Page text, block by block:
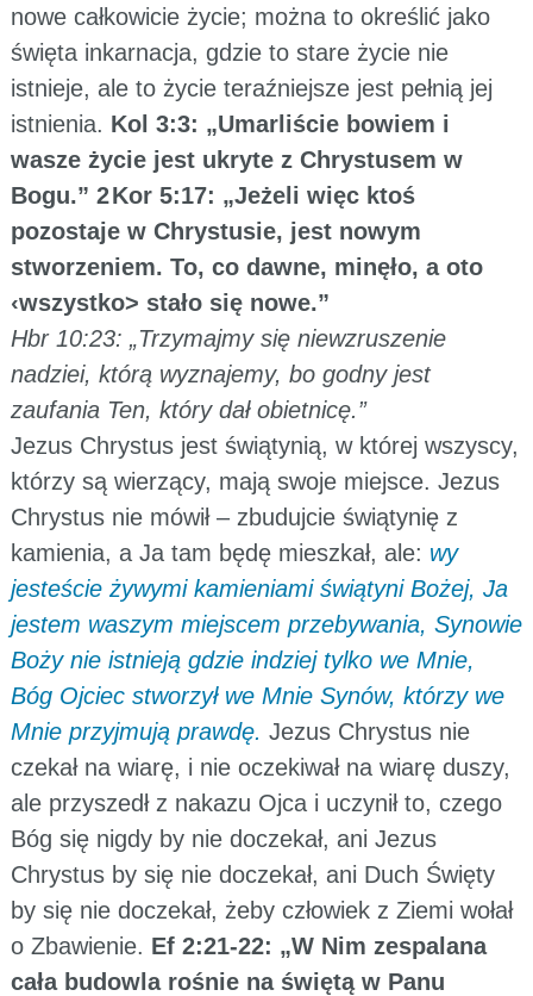
nowe całkowicie życie; można to określić jako
święta inkarnacja, gdzie to stare życie nie
istnieje, ale to życie teraźniejsze jest pełnią jej
istnienia. Kol 3:3: „Umarliście bowiem i
wasze życie jest ukryte z Chrystusem w
Bogu.” 2 Kor 5:17: „Jeżeli więc ktoś
pozostaje w Chrystusie, jest nowym
stworzeniem. To, co dawne, minęło, a oto
‹wszystko> stało się nowe.”
Hbr 10:23: „Trzymajmy się niewzruszenie
nadziei, którą wyznajemy, bo godny jest
zaufania Ten, który dał obietnicę.”
Jezus Chrystus jest świątynią, w której wszyscy,
którzy są wierzący, mają swoje miejsce. Jezus
Chrystus nie mówił – zbudujcie świątynię z
kamienia, a Ja tam będę mieszkał, ale: wy
jesteście żywymi kamieniami świątyni Bożej, Ja
jestem waszym miejscem przebywania, Synowie
Boży nie istnieją gdzie indziej tylko we Mnie,
Bóg Ojciec stworzył we Mnie Synów, którzy we
Mnie przyjmują prawdę. Jezus Chrystus nie
czekał na wiarę, i nie oczekiwał na wiarę duszy,
ale przyszedł z nakazu Ojca i uczynił to, czego
Bóg się nigdy by nie doczekał, ani Jezus
Chrystus by się nie doczekał, ani Duch Święty
by się nie doczekał, żeby człowiek z Ziemi wołał
o Zbawienie. Ef 2:21-22: „W Nim zespalana
cała budowla rośnie na świętą w Panu